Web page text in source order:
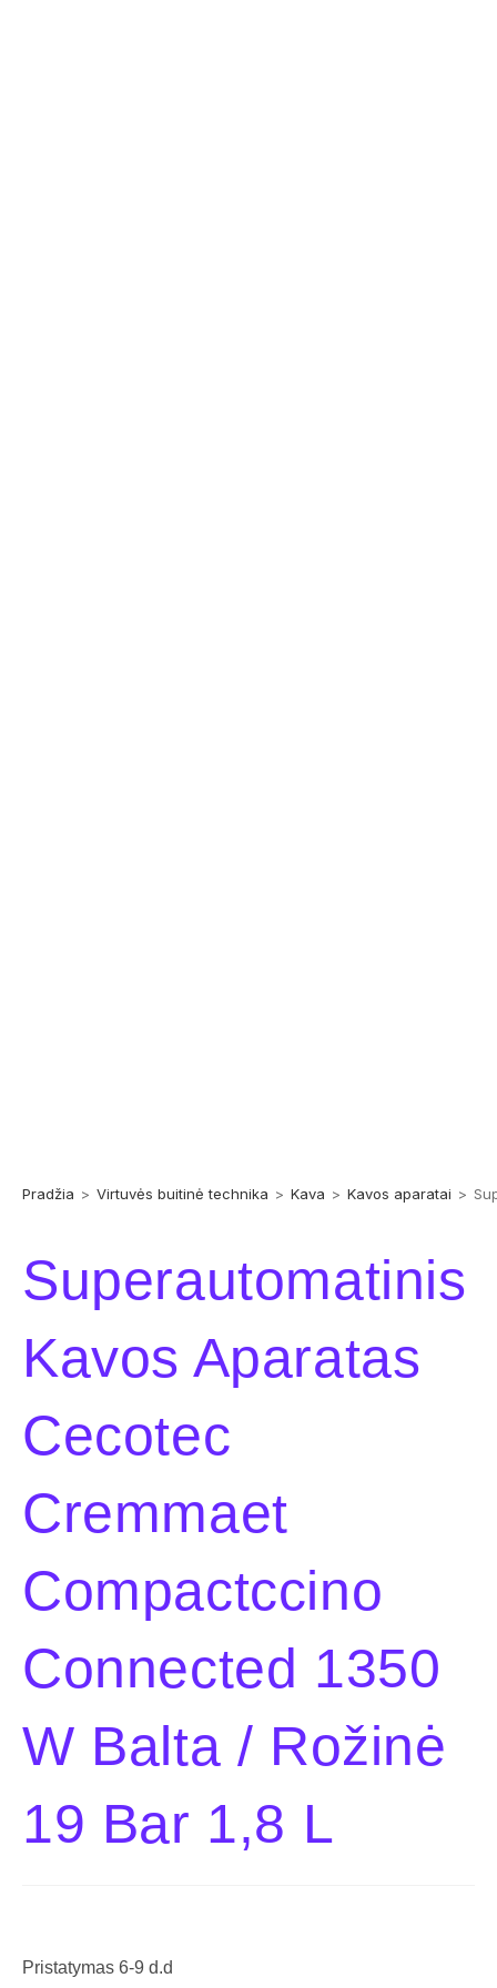
Pradžia > Virtuvės buitinė technika > Kava > Kavos aparatai >
Superautomatinis
Kavos Aparatas
Cecotec
Cremmaet
Compactccino
Connected 1350
W Balta / Rožinė
19 Bar 1,8 L
Pristatymas 6-9 d.d